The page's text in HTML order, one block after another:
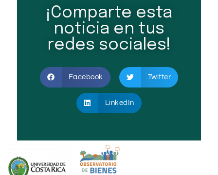
¡Comparte esta
noticia en tus
redes sociales!
Facebook Twitter
LinkedIn